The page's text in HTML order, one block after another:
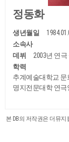
정동화
생년월일
소속사
데뷔
2003년 연극
학력
추계예술대학교
명지전문대학 연극
본 DB의 저작권은 더뮤